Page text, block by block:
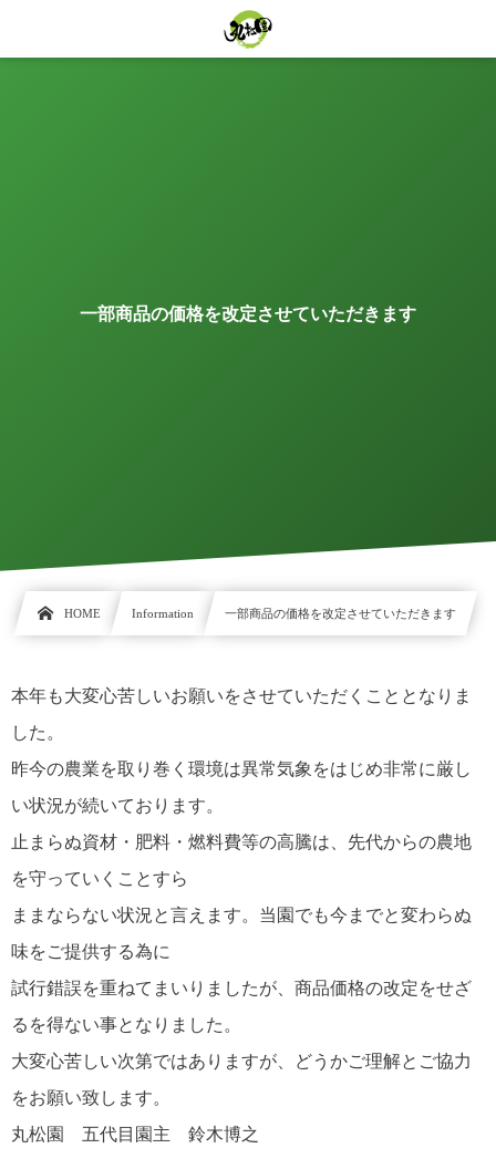
一部商品の価格を改定させていただきます
HOME Information 一部商品の価格を改定させていただきます
本年も大変心苦しいお願いをさせていただくこととなりま
した。
昨今の農業を取り巻く環境は異常気象をはじめ非常に厳し
い状況が続いております。
止まらぬ資材・肥料・燃料費等の高騰は、先代からの農地
を守っていくことすら
ままならない状況と言えます。当園でも今までと変わらぬ
味をご提供する為に
試行錯誤を重ねてまいりましたが、商品価格の改定をせざ
るを得ない事となりました。
大変心苦しい次第ではありますが、どうかご理解とご協力
をお願い致します。
丸松園 五代目園主 鈴木博之